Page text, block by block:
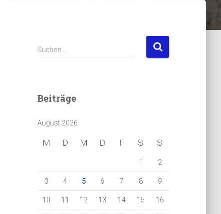
S
u
n
a
Suchen …
Beiträge
August 2026
M D M D F S S
1 2
3 4 5 6 7 8 9
10 11 12 13 14 15 16